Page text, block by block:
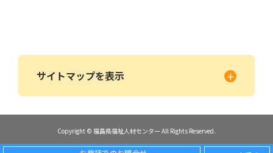
サイトマップを表示
Copyright © 福島県福祉人材センター All Rights Reserved.